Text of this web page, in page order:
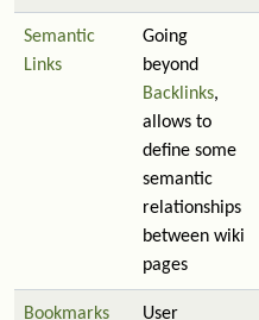
Semantic
Links
Going
beyond
Backlinks,
allows to
define some
semantic
relationships
between wiki
pages
Bookmarks
User